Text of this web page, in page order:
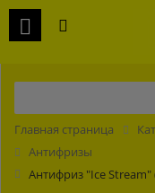
Главная страница
Антифризы
Антифриз "Ice Stream"